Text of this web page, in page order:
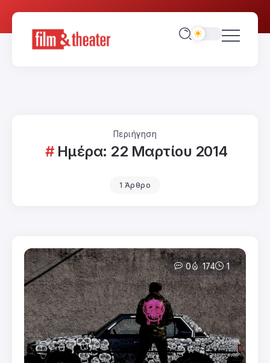
Περιήγηση
Ημέρα: 22 Μαρτίου 2014
1 Άρθρο
0 174 1